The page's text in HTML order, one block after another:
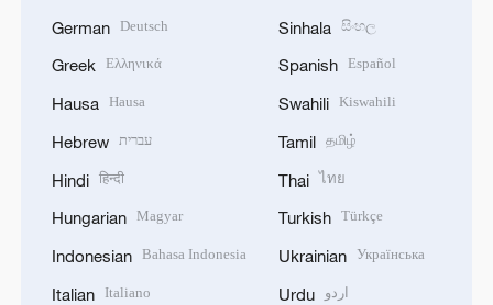
German Deutsch
Greek Ελληνικά
Hausa Hausa
Hebrew עברית
Hindi हिन्दी
Hungarian Magyar
Indonesian Bahasa Indonesia
Italian Italiano
Sinhala සිංහල
Spanish Español
Swahili Kiswahili
Tamil தமிழ்
Thai ไทย
Turkish Türkçe
Ukrainian Українська
Urdu اردو